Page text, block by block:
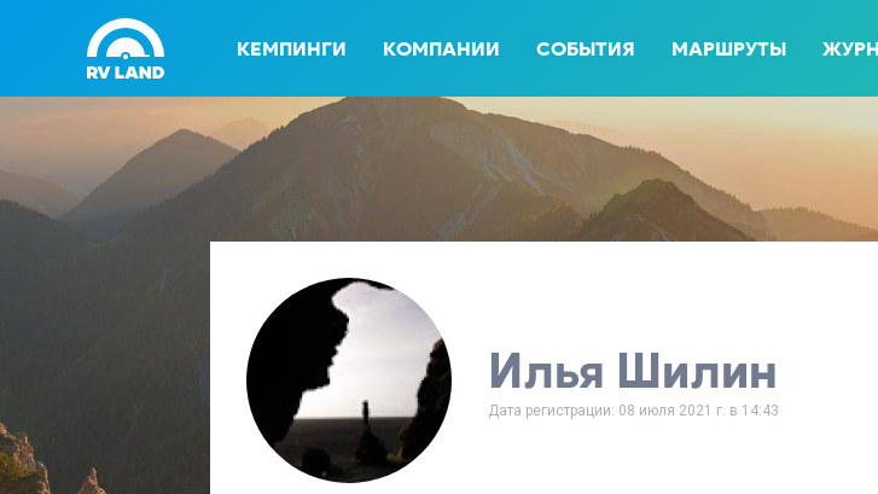
КЕМПИНГИ КОМПАНИИ СОБЫТИЯ МАРШРУТЫ
Илья Шилин
Дата регистрации: 08 июля 2021 г. в 14:43